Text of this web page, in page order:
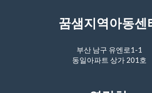
꿈샘지역아동센
부산 남구 유엔로1-1
동일아파트 상가 201호